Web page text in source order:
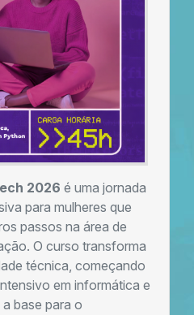
2026 é uma jornada
para mulheres que
passos na área de
O curso transforma
técnica, começando
em informática e
base para o